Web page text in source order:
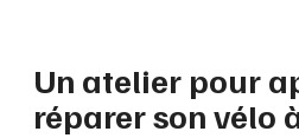
Un atelier pour
réparer son vélo